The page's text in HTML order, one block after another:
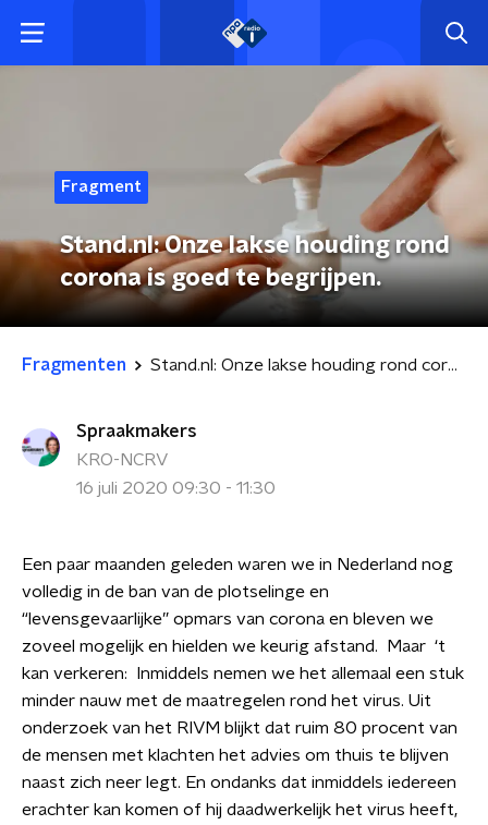
Fragment
Stand.nl: Onze lakse houding rond
corona is goed te begrijpen.
Fragmenten Stand.nl: Onze lakse houding rond corona is goed te begrijpen.
Spraakmakers
KRO-NCRV
16 juli 2020 09:30 - 11:30
Een paar maanden geleden waren we in Nederland nog
volledig in de ban van de plotselinge en
“levensgevaarlijke” opmars van corona en bleven we
zoveel mogelijk en hielden we keurig afstand. Maar ‘t
kan verkeren: Inmiddels nemen we het allemaal een stuk
minder nauw met de maatregelen rond het virus. Uit
onderzoek van het RIVM blijkt dat ruim 80 procent van
de mensen met klachten het advies om thuis te blijven
naast zich neer legt. En ondanks dat inmiddels iedereen
erachter kan komen of hij daadwerkelijk het virus heeft,